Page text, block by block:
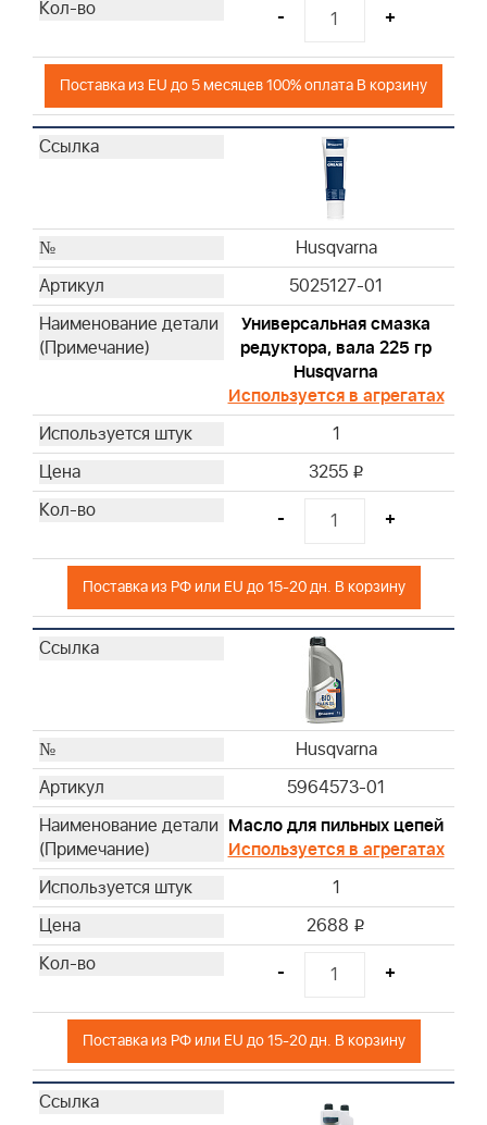
Husqvarna
Husqvarna
Husqvarna
Husqvarna
Husqvarna
Husqvarna
Husqvarna
Husqvarna
Husqvarna
Husqvarna
Husqvarna
Husqvarna
Husqvarna
Husqvarna
Husqvarna
Husqvarna
Husqvarna
Husqvarna
Husqvarna
Husqvarna
Husqvarna
Husqvarna
Husqvarna
Husqvarna
Husqvarna
Husqvarna
Husqvarna
Husqvarna
Husqvarna
Husqvarna
Husqvarna
Husqvarna
Husqvarna
Husqvarna
Husqvarna
Husqvarna
Husqvarna
- +
Поставка из EU до 5 месяцев 100% оплата В корзину
Husqvarna
5025127-01
Универсальная смазка
редуктора, вала 225 гр
Husqvarna
Используется в агрегатах
1
3255 i
- +
Поставка из РФ или EU до 15-20 дн. В корзину
Husqvarna
5964573-01
Масло для пильных цепей
Используется в агрегатах
1
2688 i
- +
Поставка из РФ или EU до 15-20 дн. В корзину